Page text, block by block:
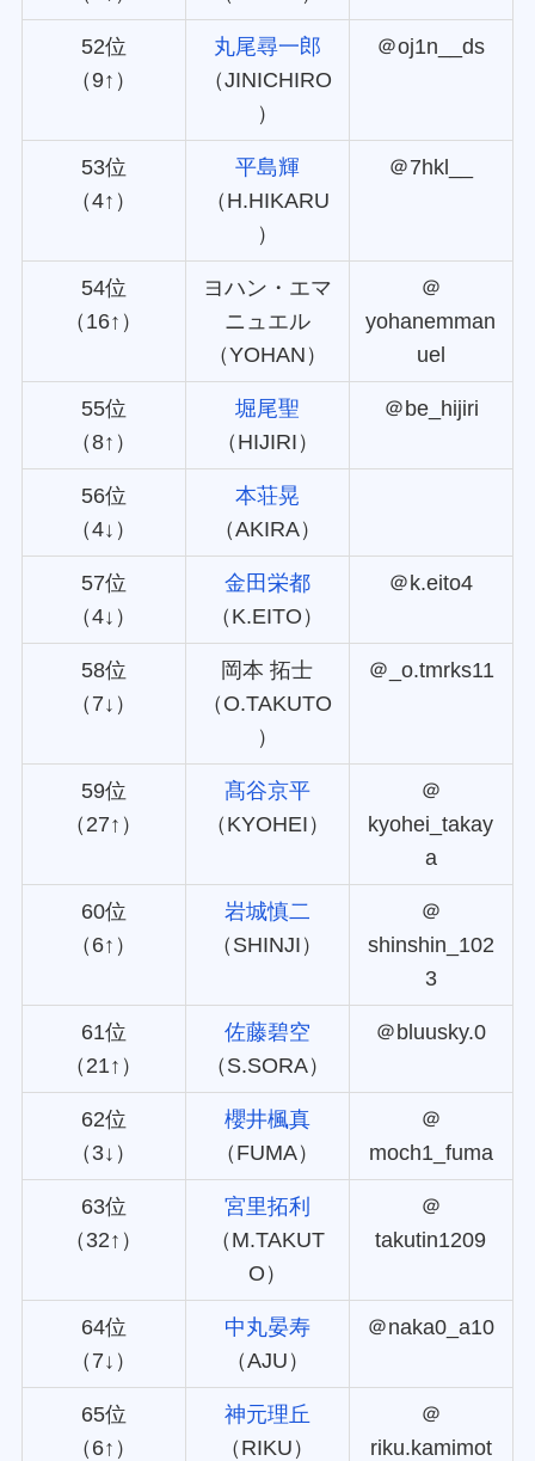
52位
（9↑）
丸尾尋一郎
（JINICHIRO
）
＠oj1n__ds
53位
（4↑）
平島輝
（H.HIKARU
）
＠7hkl__
54位
（16↑）
ヨハン・エマ
ニュエル
（YOHAN）
＠
yohanemman
uel
55位
（8↑）
堀尾聖
（HIJIRI）
＠be_hijiri
56位
（4↓）
本荘晃
（AKIRA）
57位
（4↓）
金田栄都
（K.EITO）
＠k.eito4
58位
（7↓）
岡本 拓士
（O.TAKUTO
）
＠_o.tmrks11
59位
（27↑）
髙谷京平
（KYOHEI）
＠
kyohei_takay
a
60位
（6↑）
岩城慎二
（SHINJI）
＠
shinshin_102
3
61位
（21↑）
佐藤碧空
（S.SORA）
＠bluusky.0
62位
（3↓）
櫻井楓真
（FUMA）
＠
moch1_fuma
63位
（32↑）
宮里拓利
（M.TAKUT
O）
＠
takutin1209
64位
（7↓）
中丸晏寿
（AJU）
＠naka0_a10
65位
（6↑）
神元理丘
（RIKU）
＠
riku.kamimot